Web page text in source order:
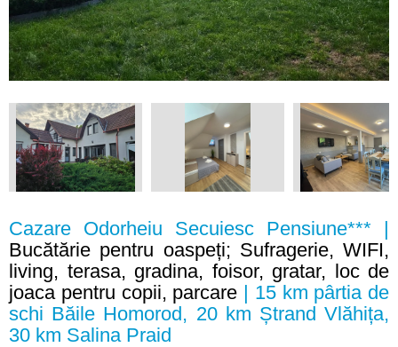
Cazare Odorheiu Secuiesc Pensiune*** |
Bucătărie pentru oaspeți; Sufragerie, WIFI,
living, terasa, gradina, foisor, gratar, loc de
joaca pentru copii, parcare | 15 km pârtia de
schi Băile Homorod, 20 km Ștrand Vlăhița,
30 km Salina Praid